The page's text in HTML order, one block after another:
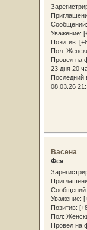
Сообщений:
Уважение:
Позитив:
Пол:
Провел на
23 дня 20
Последний
08.03.26
Васена
Фея
Сообщений:
Уважение:
Позитив:
Пол:
Провел на